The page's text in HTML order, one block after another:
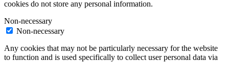
cookies do not store any personal information.
Non-necessary
Non-necessary
Any cookies that may not be particularly necessary for the website
to function and is used specifically to collect user personal data via